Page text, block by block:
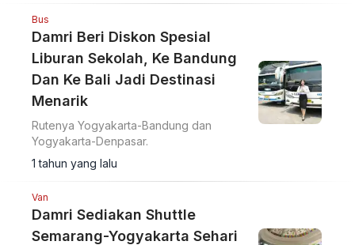
Bus
Damri Beri Diskon Spesial
Liburan Sekolah, Ke Bandung
Dan Ke Bali Jadi Destinasi
Menarik
Rutenya Yogyakarta-Bandung dan
Yogyakarta-Denpasar.
1 tahun yang lalu
Van
Damri Sediakan Shuttle
Semarang-Yogyakarta Sehari